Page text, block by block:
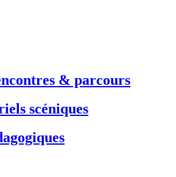
& parcours
scéniques